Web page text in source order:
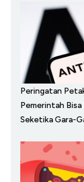
Peringatan
Pemerintah
Seketika Gara-